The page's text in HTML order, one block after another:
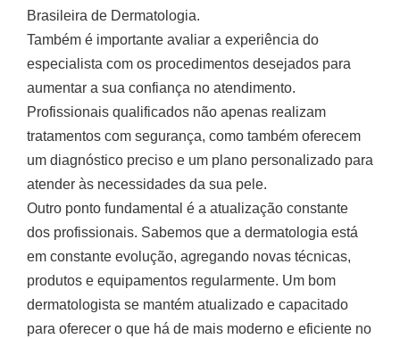
Brasileira de Dermatologia.
Também é importante avaliar a experiência do
especialista com os procedimentos desejados para
aumentar a sua confiança no atendimento.
Profissionais qualificados não apenas realizam
tratamentos com segurança, como também oferecem
um diagnóstico preciso e um plano personalizado para
atender às necessidades da sua pele.
Outro ponto fundamental é a atualização constante
dos profissionais. Sabemos que a dermatologia está
em constante evolução, agregando novas técnicas,
produtos e equipamentos regularmente. Um bom
dermatologista se mantém atualizado e capacitado
para oferecer o que há de mais moderno e eficiente no